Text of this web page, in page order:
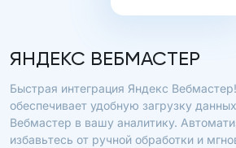
ЯНДЕКС ВЕБМАСТЕР
Быстрая интеграция Яндекс
обеспечивает удобную загрузку
Вебмастер в вашу аналитику.
избавьтесь от ручной обработки и